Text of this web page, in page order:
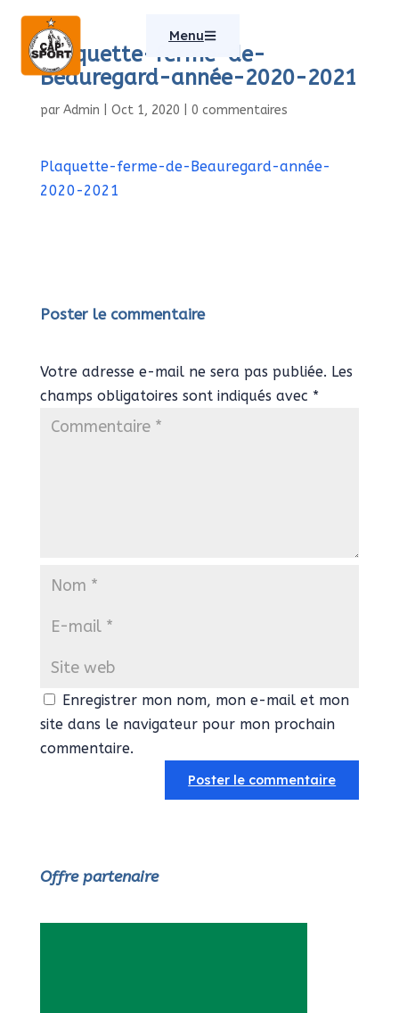
Menu
Plaquette-ferme-de-
Beauregard-année-2020-2021
par Admin Oct 1, 2020 0 commentaires
Plaquette-ferme-de-Beauregard-année-
2020-2021
Poster le commentaire
Votre adresse e-mail ne sera pas publiée. Les
champs obligatoires sont indiqués avec *
Enregistrer mon nom, mon e-mail et mon
site dans le navigateur pour mon prochain
commentaire.
Offre partenaire